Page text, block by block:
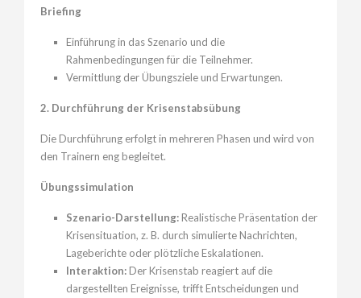
Briefing
Einführung in das Szenario und die
Rahmenbedingungen für die Teilnehmer.
Vermittlung der Übungsziele und Erwartungen.
2. Durchführung der Krisenstabsübung
Die Durchführung erfolgt in mehreren Phasen und wird von
den Trainern eng begleitet.
Übungssimulation
Szenario-Darstellung:Realistische Präsentation der
Krisensituation, z. B. durch simulierte Nachrichten,
Lageberichte oder plötzliche Eskalationen.
Interaktion:Der Krisenstab reagiert auf die
dargestellten Ereignisse, trifft Entscheidungen und